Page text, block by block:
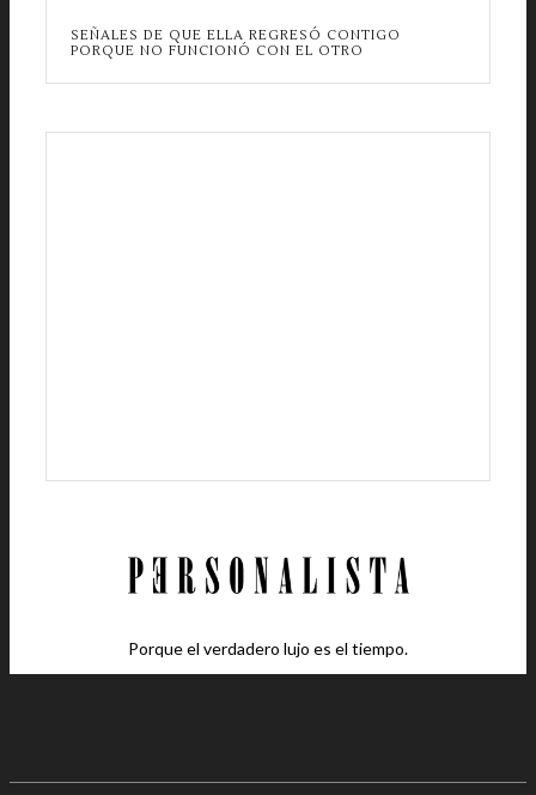
SEÑALES DE QUE ELLA REGRESÓ CONTIGO
PORQUE NO FUNCIONÓ CON EL OTRO
Porque el verdadero lujo es el tiempo.